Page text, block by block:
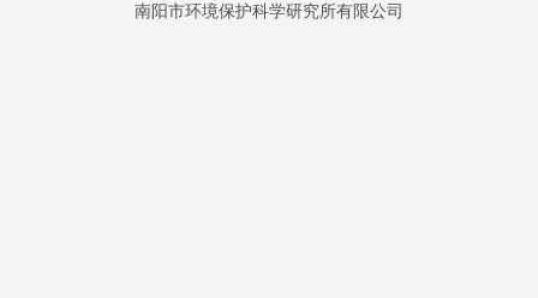
南阳市环境保护科学研究所有限公司